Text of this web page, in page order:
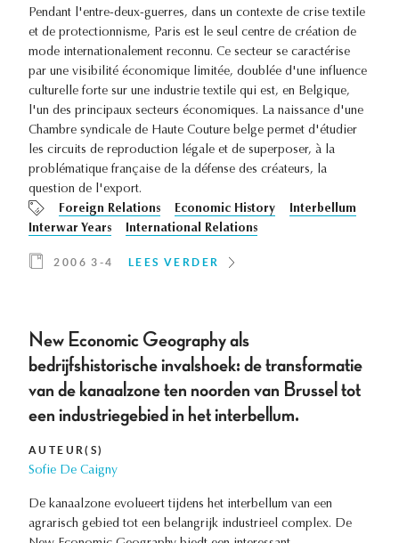
Pendant l'entre-deux-guerres, dans un contexte de crise textile
et de protectionnisme, Paris est le seul centre de création de
mode internationalement reconnu. Ce secteur se caractérise
par une visibilité économique limitée, doublée d'une influence
culturelle forte sur une industrie textile qui est, en Belgique,
l'un des principaux secteurs économiques. La naissance d'une
Chambre syndicale de Haute Couture belge permet d'étudier
les circuits de reproduction légale et de superposer, à la
problématique française de la défense des créateurs, la
question de l'export.
Foreign Relations
Economic History
Interbellum
Interwar Years
International Relations
2006 3-4 LEES VERDER
New Economic Geography als
bedrijfshistorische invalshoek: de transformatie
van de kanaalzone ten noorden van Brussel tot
een industriegebied in het interbellum.
AUTEUR(S)
Sofie De Caigny
De kanaalzone evolueert tijdens het interbellum van een
agrarisch gebied tot een belangrijk industrieel complex. De